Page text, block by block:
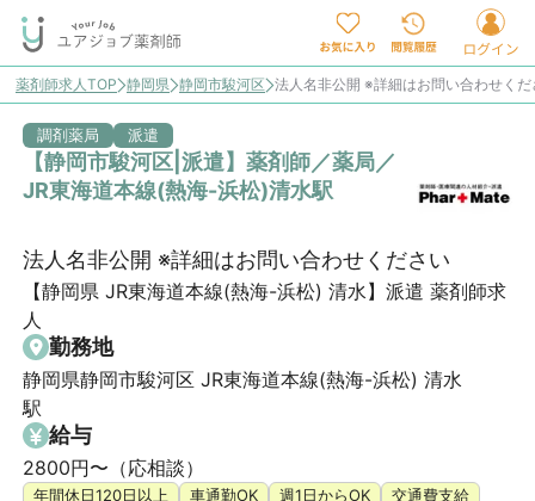
薬剤師求人TOP 静岡県 静岡市駿河区 法人名非公開 ※詳細はお問い合わせく
調剤薬局 派遣
【静岡市駿河区|派遣】薬剤師／薬局／
JR東海道本線(熱海-浜松)清水駅
法人名非公開 ※詳細はお問い合わせください
【静岡県 JR東海道本線(熱海-浜松) 清水】派遣 薬剤師求
人
勤務地
静岡県静岡市駿河区 JR東海道本線(熱海-浜松) 清水
駅
給与
2800円〜（応相談）
年間休日120日以上 車通勤OK 週1日からOK 交通費支給